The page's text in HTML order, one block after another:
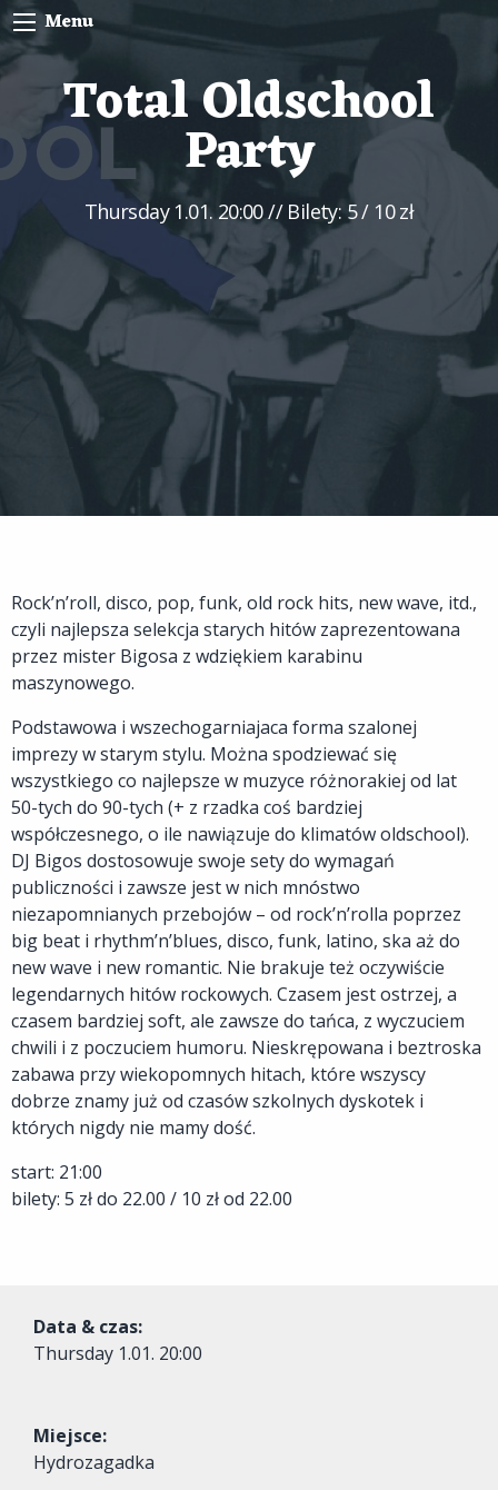
Menu
Total Oldschool
Party
Thursday 1.01. 20:00// Bilety: 5 / 10 zł
Rock’n’roll, disco, pop, funk, old rock hits, new wave, itd.,
czyli najlepsza selekcja starych hitów zaprezentowana
przez mister Bigosa z wdziękiem karabinu
maszynowego.
Podstawowa i wszechogarniajaca forma szalonej
imprezy w starym stylu. Można spodziewać się
wszystkiego co najlepsze w muzyce różnorakiej od lat
50-tych do 90-tych (+ z rzadka coś bardziej
współczesnego, o ile nawiązuje do klimatów oldschool).
DJ Bigos dostosowuje swoje sety do wymagań
publiczności i zawsze jest w nich mnóstwo
niezapomnianych przebojów – od rock’n’rolla poprzez
big beat i rhythm’n’blues, disco, funk, latino, ska aż do
new wave i new romantic. Nie brakuje też oczywiście
legendarnych hitów rockowych. Czasem jest ostrzej, a
czasem bardziej soft, ale zawsze do tańca, z wyczuciem
chwili i z poczuciem humoru. Nieskrępowana i beztroska
zabawa przy wiekopomnych hitach, które wszyscy
dobrze znamy już od czasów szkolnych dyskotek i
których nigdy nie mamy dość.
start: 21:00
bilety: 5 zł do 22.00 / 10 zł od 22.00
Data & czas:
Thursday 1.01. 20:00
Miejsce:
Hydrozagadka